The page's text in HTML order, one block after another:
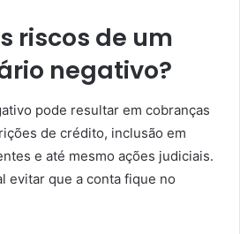
riscos de um
negativo?
pode resultar em cobranças
de crédito, inclusão em
e até mesmo ações judiciais.
evitar que a conta fique no